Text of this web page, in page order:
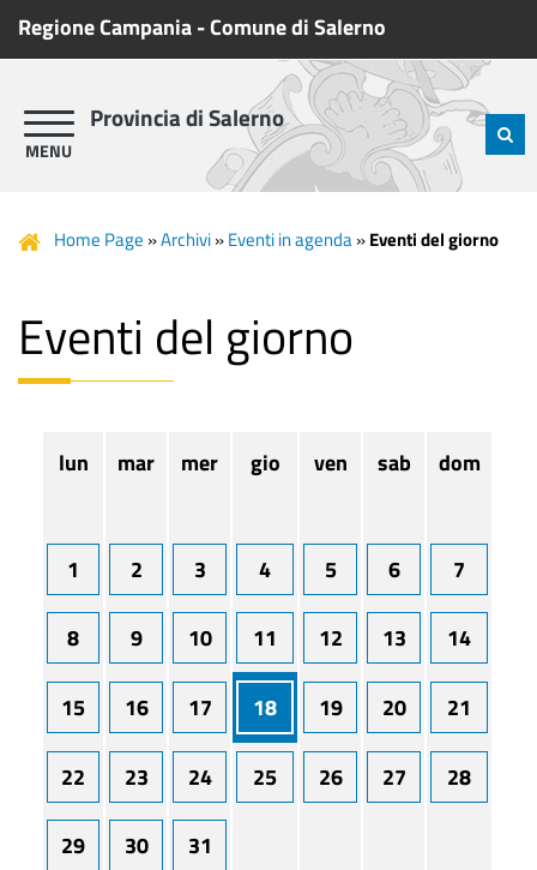
Regione Campania-Comune di Salerno
Provincia di Salerno
Home Page »Archivi»Eventi in agenda»Eventi del giorno
Eventi del giorno
lun mar mer gio ven sab dom
1 2 3 4 5 6 7
8 9 10 11 12 13 14
15 16 17 18 19 20 21
22 23 24 25 26 27 28
29 30 31